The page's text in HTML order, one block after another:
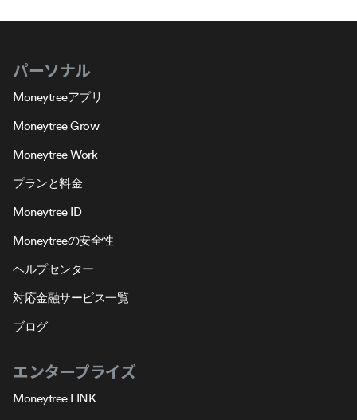
パーソナル
Moneytreeアプリ
Moneytree Grow
Moneytree Work
プランと料金
Moneytree ID
Moneytreeの安全性
ヘルプセンター
対応金融サービス一覧
ブログ
エンタープライズ
Moneytree LINK